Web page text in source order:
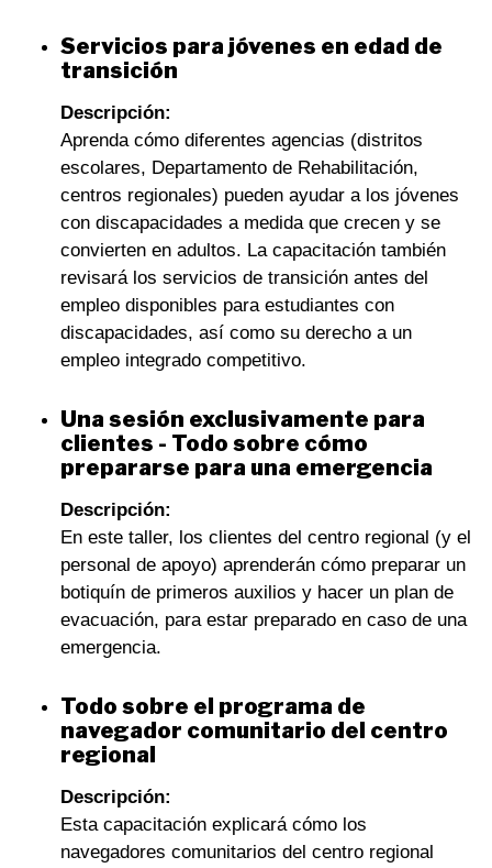
Servicios para jóvenes en edad de
transición
Descripción:
Aprenda cómo diferentes agencias (distritos
escolares, Departamento de Rehabilitación,
centros regionales) pueden ayudar a los jóvenes
con discapacidades a medida que crecen y se
convierten en adultos. La capacitación también
revisará los servicios de transición antes del
empleo disponibles para estudiantes con
discapacidades, así como su derecho a un
empleo integrado competitivo.
Una sesión exclusivamente para
clientes - Todo sobre cómo
prepararse para una emergencia
Descripción:
En este taller, los clientes del centro regional (y el
personal de apoyo) aprenderán cómo preparar un
botiquín de primeros auxilios y hacer un plan de
evacuación, para estar preparado en caso de una
emergencia.
Todo sobre el programa de
navegador comunitario del centro
regional
Descripción:
Esta capacitación explicará cómo los
navegadores comunitarios del centro regional